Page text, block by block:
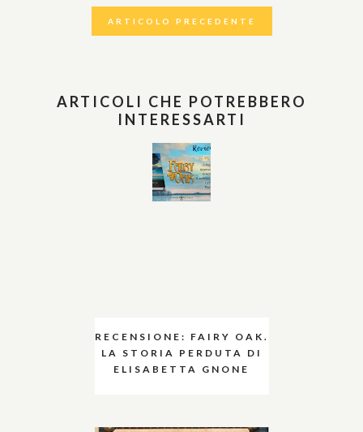
ARTICOLO PRECEDENTE
ARTICOLI CHE POTREBBERO
INTERESSARTI
RECENSIONE: FAIRY OAK.
LA STORIA PERDUTA DI
ELISABETTA GNONE